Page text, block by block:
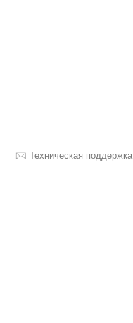
Техническая поддержка